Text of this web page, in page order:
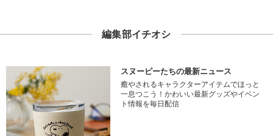
編集部イチオシ
スヌーピーたちの最新ニュース
癒やされるキャラクターアイテムでほっと
一息つこう！かわいい最新グッズやイベン
ト情報を毎日配信